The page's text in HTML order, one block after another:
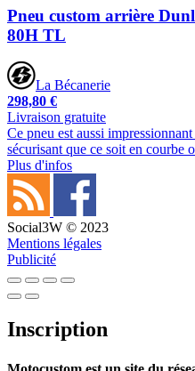
Pneu custom arrière
80H TL
La Bécanerie
298,80 €
Livraison gratuite
Ce pneu est aussi
sécurisant que ce soit en courbe
Plus d'infos
Social3W © 2023
Mentions légales
Publicité
Inscription